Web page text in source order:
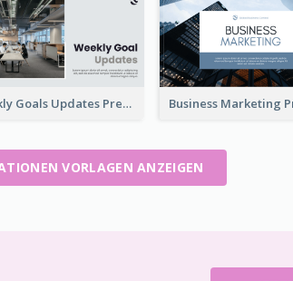
Weekly Goals Updates Presentation
VORLAGEN ANZEIGEN